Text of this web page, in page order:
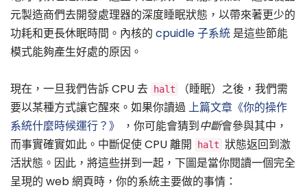
元製造商們去開發處理器的深度睡眠狀態，以帶來著更少的
功耗和更長休眠時間。內核的 cpuidle 子系統是這些節能
模式能夠產生好處的原因。
現在，一旦我們告訴 CPU 去 halt
（睡眠）之後，我們需
要以某種方式讓它醒來。如果你讀過上篇文章《你的操作
系統什麼時候運行？》
，你可能會猜到中斷會參與其中，
而事實確實如此。中斷促使 CPU 離開
halt 狀態返回到激
活狀態。因此，將這些拼到一起，下圖是當你閱讀一個完全
呈現的 web 網頁時，你的系統主要做的事情：